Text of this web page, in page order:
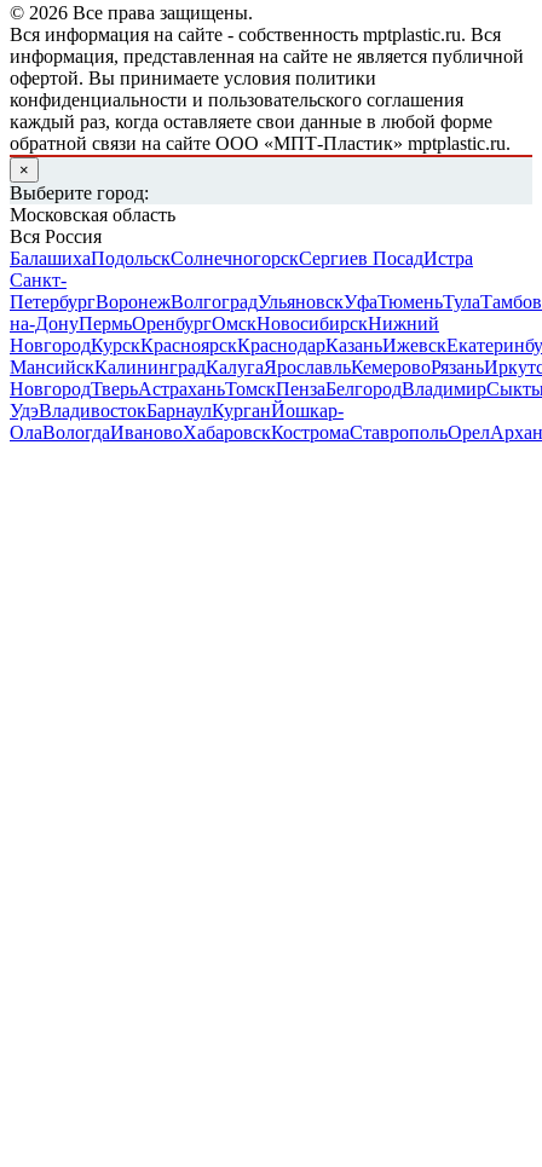
© 2026 Все права защищены.
Вся информация на сайте - собственность mptplastic.ru. Вся
информация, представленная на сайте не является публичной
офертой. Вы принимаете условия политики
конфиденциальности и пользовательского соглашения
каждый раз, когда оставляете свои данные в любой форме
обратной связи на сайте ООО «МПТ-Пластик» mptplastic.ru.
×
Выберите город:
Московская область
Вся Россия
БалашихаПодольскСолнечногорскСергиев ПосадИстра
Санкт-
ПетербургВоронежВолгоградУльяновскУфаТюменьТулаТамбов
на-ДонуПермьОренбургОмскНовосибирскНижний
НовгородКурскКрасноярскКраснодарКазаньИжевск
МансийскКалининградКалугаЯрославльКемеровоРязань
НовгородТверьАстраханьТомскПензаБелгородВладимир
УдэВладивостокБарнаулКурганЙошкар-
ОлаВологдаИвановоХабаровскКостромаСтавропольОрел